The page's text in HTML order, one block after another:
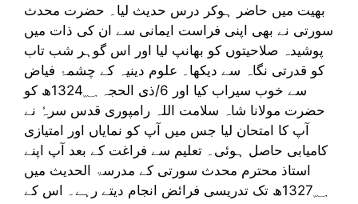
بھیت میں حاضر ہوکر درس حدیث لیا۔ حضرت محدث
سورتی نے بھی اپنی فراست ایمانی سے ان کی ذات میں
پوشیدہ صلاحیتوں کو بھانپ لیا اور اس گوہر شب تاب
کو قدرتی نگاہ سے دیکھا۔ علوم دینیہ کے چشمۂ فیاض
سے خوب سیراب کیا اور 6/ذی الحجہ 1324؁ھ کو
حضرت مولانا شاہ سلامت اللہ رامپوری قدس سرہٗ نے
آپ کا امتحان لیا جس میں آپ کو نمایاں اور امتیازی
کامیابی حاصل ہوئی۔ تعلیم سے فراغت کے بعد آپ اپنے
استاذ محترم محدث سورتی کے مدرسۃ الحدیث میں
1327؁ھ تک تدریسی فرائض انجام دیتے رہے۔ اس کے